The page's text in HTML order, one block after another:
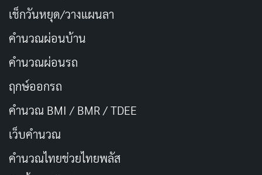
สมบูรณ์แบบ บวกกับสถานการณ์ที่บีบคั้น ทำให้หนังนี้มีมิติ
และเอกลักษณ์ที่ไม่เหมือนใคร การแสดงของ Filip Berg นั้น
ยอดเยี่ยมโดยเฉพาะการใช้หน้าตาท่ามกลางความโกลาหล
ได้อย่างมีเสน่ห์
“ผิดที่ ผิดทาง” (Trouble) เป็นหนังที่มีเสน่ห์เฉพาะตัว ด้วย
การผสมผสานระหว่างความตลกขบขันและความลุ้นระทึก
อย่างชาญฉลาด หากคุณเป็นคนที่ชอบหนังที่มีทั้งความบ้า
คลั่งและความฮา คุณจะสนุกกับหนังเรื่องนี้แน่นอน แม้ว่า
เช็กวันหยุด/วางแผนลา
คำนวณผ่อนบ้าน
คำนวณผ่อนรถ
ฤกษ์ออกรถ
คำนวณ BMI / BMR / TDEE
เว็บคํานวณ
คํานวณไทยช่วยไทยพลัส